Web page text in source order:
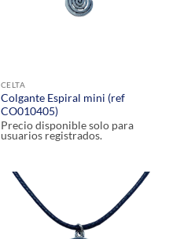
CELTA
Colgante Espiral mini (ref
CO010405)
Precio disponible solo para
usuarios registrados.